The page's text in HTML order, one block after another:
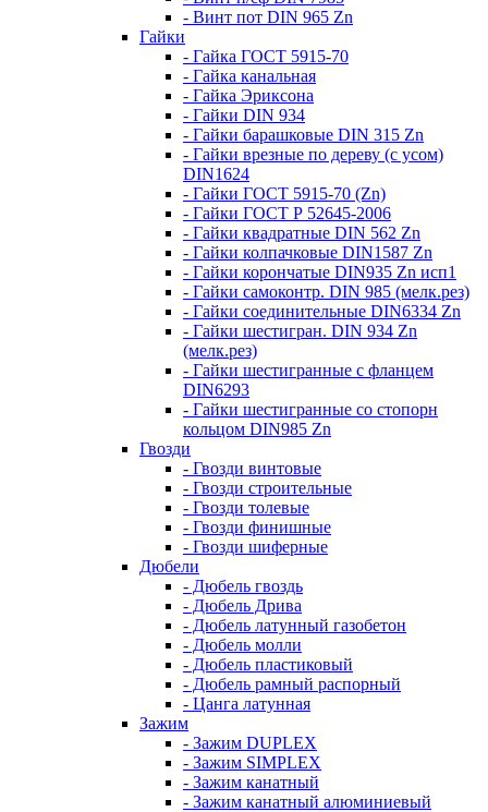
- Винт пот DIN 965 Zn
Гайки
- Гайка ГОСТ 5915-70
- Гайка канальная
- Гайка Эриксона
- Гайки DIN 934
- Гайки барашковые DIN 315 Zn
- Гайки врезные по дереву (с усом)
DIN1624
- Гайки ГОСТ 5915-70 (Zn)
- Гайки ГОСТ Р 52645-2006
- Гайки квадратные DIN 562 Zn
- Гайки колпачковые DIN1587 Zn
- Гайки корончатые DIN935 Zn исп1
- Гайки самоконтр. DIN 985 (мелк.рез)
- Гайки соединительные DIN6334 Zn
- Гайки шестигран. DIN 934 Zn
(мелк.рез)
- Гайки шестигранные с фланцем
DIN6293
- Гайки шестигранные со стопорн
кольцом DIN985 Zn
Гвозди
- Гвозди винтовые
- Гвозди строительные
- Гвозди толевые
- Гвозди финишные
- Гвозди шиферные
Дюбели
- Дюбель гвоздь
- Дюбель Дрива
- Дюбель латунный газобетон
- Дюбель молли
- Дюбель пластиковый
- Дюбель рамный распорный
- Цанга латунная
Зажим
- Зажим DUPLEX
- Зажим SIMPLEX
- Зажим канатный
- Зажим канатный алюминиевый